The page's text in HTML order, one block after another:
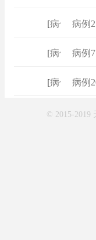
病例 病例
病例 病例
病例 病例
© 2015-2019